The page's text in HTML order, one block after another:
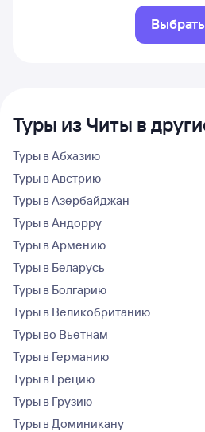
Выбрать
Туры из Читы в
Туры в Абхазию
Туры в Австрию
Туры в Азербайджан
Туры в Андорру
Туры в Армению
Туры в Беларусь
Туры в Болгарию
Туры в Великобританию
Туры во Вьетнам
Туры в Германию
Туры в Грецию
Туры в Грузию
Туры в Доминикану